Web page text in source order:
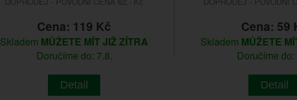
Cena: 119 Kč
Skladem MŮŽETE MÍT JIŽ ZÍTRA
Doručíme do: 7.8.
Detail
Cena: 59
Skladem MŮŽETE
Doručíme do:
Detail